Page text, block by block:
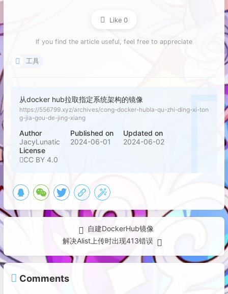
Like 0
If you find the article useful, feel free to appreciate
工具
从docker hub拉取指定系统架构的镜像
https://556799.xyz/archives/cong-docker-hubla-qu-zhi-ding-xi-ton
g-jia-gou-de-jing-xiang
Author
JacyLunatic
Published on
2024-06-01
Updated on
2024-06-02
License
CC BY 4.0
自建DockerHub镜像
解决Alist上传时出现413错误
Comments